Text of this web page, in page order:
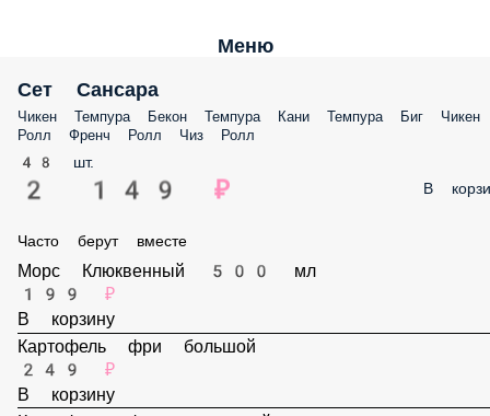
Меню
Сет Сансара
Чикен Темпура Бекон Темпура Кани Темпура Биг Чикен Ролл Френч
Ролл Чиз Ролл
48 шт.
2 149 ₽ В
Часто берут вместе
Морс Клюквенный 500 мл
199 ₽
В корзину
Картофель фри большой
249 ₽